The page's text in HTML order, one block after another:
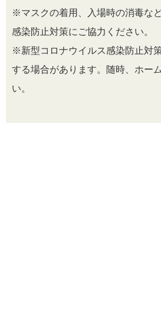
※マスクの着用、入場時の消毒な
感染防止対策にご協力ください。
※新型コロナウイルス感染防止対
する場合があります。随時、ホー
い。